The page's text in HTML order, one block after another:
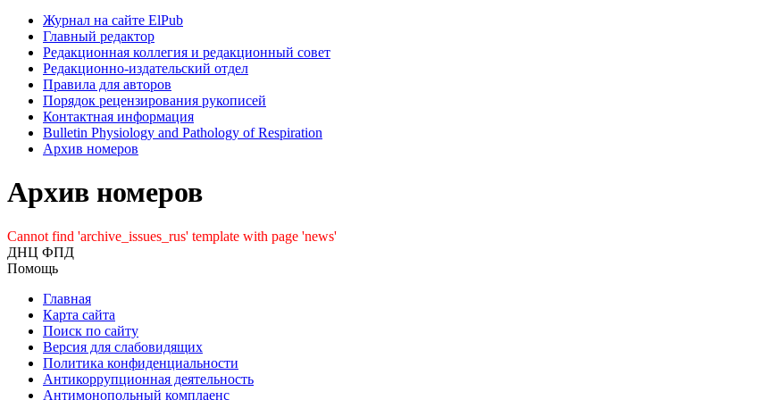
Журнал на сайте ElPub
Главный редактор
Редакционная коллегия и редакционный совет
Редакционно-издательский отдел
Правила для авторов
Порядок рецензирования рукописей
Контактная информация
Bulletin Physiology and Pathology of Respiration
Архив номеров
Архив номеров
Cannot find 'archive_issues_rus' template with page 'news'
ДНЦ ФПД
Помощь
Главная
Карта сайта
Поиск по сайту
Версия для слабовидящих
Политика конфиденциальности
Антикоррупционная деятельность
Антимонопольный комплаенс